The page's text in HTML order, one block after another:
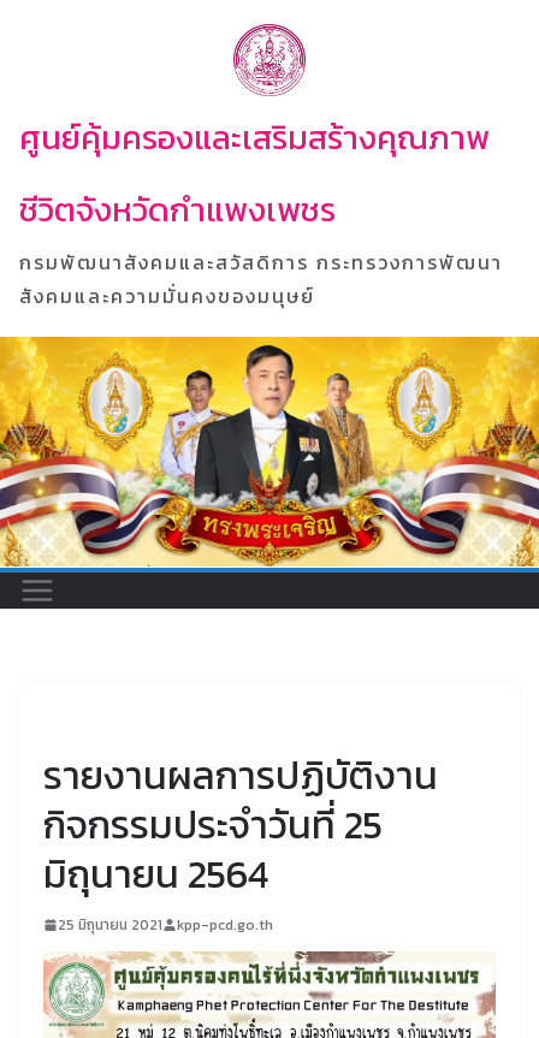
ศูนย์คุ้มครองและเสริมสร้างคุณภาพ
ชีวิตจังหวัดกำแพงเพชร
กรมพัฒนาสังคมและสวัสดิการ กระทรวงการพัฒนา
สังคมและความมั่นคงของมนุษย์
รายงานผลการปฏิบัติงาน
กิจกรรมประจำวันที่ 25
มิถุนายน 2564
25 มิถุนายน 2021 kpp-pcd.go.th